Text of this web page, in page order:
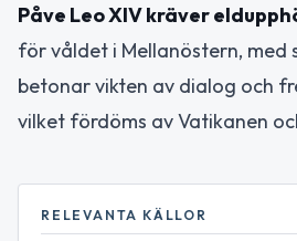
Påve Leo XIV kräver
för våldet i Mellanöstern, med
betonar vikten av dialog och
vilket fördöms av Vatikanen
RELEVANTA KÄLLOR